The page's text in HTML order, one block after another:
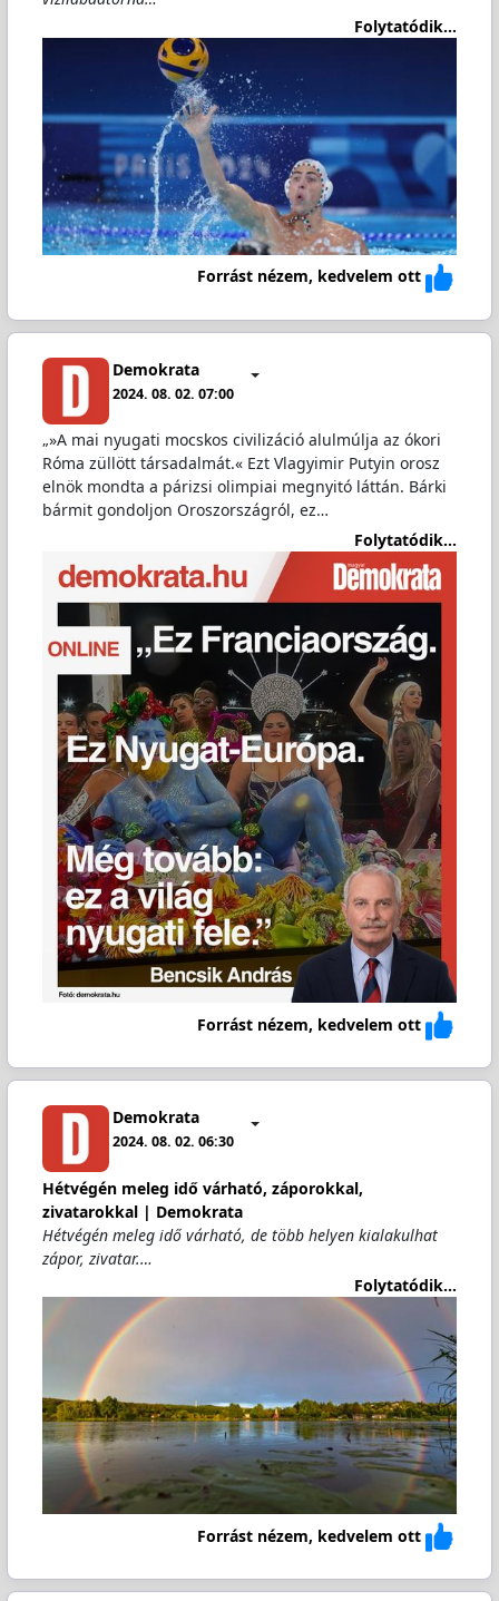
Folytatódik...
Forrást nézem, kedvelem ott
Demokrata
2024. 08. 02. 07:00
„»A mai nyugati mocskos civilizáció alulmúlja az ókori
Róma züllött társadalmát.« Ezt Vlagyimir Putyin orosz
elnök mondta a párizsi olimpiai megnyitó láttán. Bárki
bármit gondoljon Oroszországról, ez…
Folytatódik...
Forrást nézem, kedvelem ott
Demokrata
2024. 08. 02. 06:30
Hétvégén meleg idő várható, záporokkal,
zivatarokkal | Demokrata
Hétvégén meleg idő várható, de több helyen kialakulhat
zápor, zivatar.…
Folytatódik...
Forrást nézem, kedvelem ott